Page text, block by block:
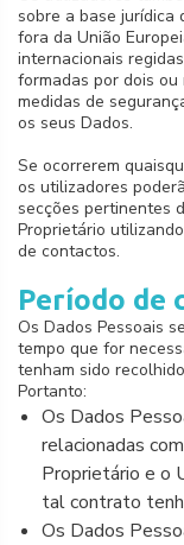
sobre a base jurídica
fora da União
internacionais
formadas por dois ou
medidas de
os seus Dados.
Se ocorrerem
os utilizadores
secções pertinentes
Proprietário
de contactos.
Período de
Os Dados Pessoais
tempo que for
tenham sido
Portanto:
Os Dados
relacionadas
Proprietário e o
tal contrato
Os Dados